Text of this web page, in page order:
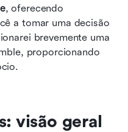
, oferecendo
a tomar uma decisão
brevemente uma
proporcionando
visão geral
poderosa e
de CRM